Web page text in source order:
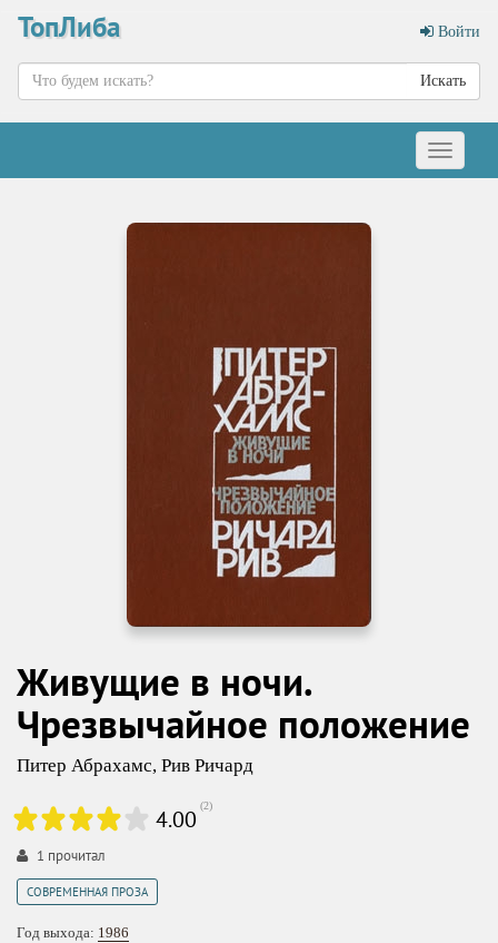
ТопЛиба Войти
Искать
Меню
Живущие в ночи.
Чрезвычайное положение
Питер Абрахамс, Рив Ричард
4.00 (2)
1 прочитал
СОВРЕМЕННАЯ ПРОЗА
Год выхода: 1986